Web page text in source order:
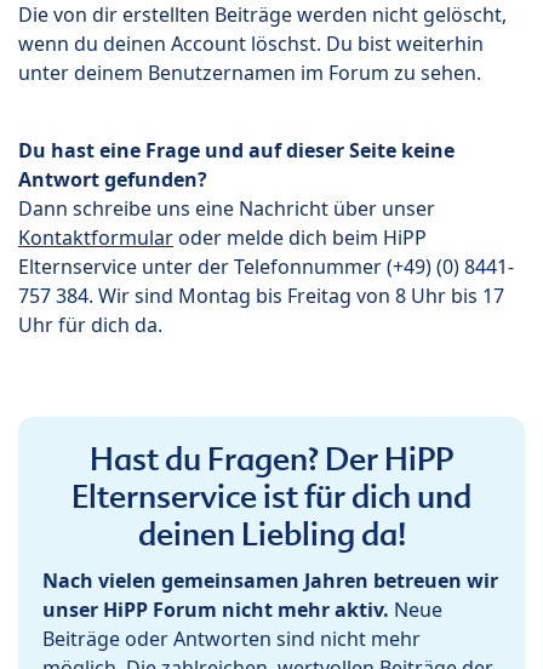
Die von dir erstellten Beiträge werden nicht gelöscht,
wenn du deinen Account löschst. Du bist weiterhin
unter deinem Benutzernamen im Forum zu sehen.
Du hast eine Frage und auf dieser Seite keine
Antwort gefunden?
Dann schreibe uns eine Nachricht über unser
Kontaktformularoder melde dich beim HiPP
Elternservice unter der Telefonnummer (+49) (0) 8441-
757 384. Wir sind Montag bis Freitag von 8 Uhr bis 17
Uhr für dich da.
Hast du Fragen? Der HiPP
Elternservice ist für dich und
deinen Liebling da!
Nach vielen gemeinsamen Jahren betreuen wir
unser HiPP Forum nicht mehr aktiv. Neue
Beiträge oder Antworten sind nicht mehr